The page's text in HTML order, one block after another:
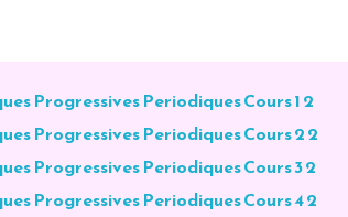
Progressives Periodiques Cours 1 2
Progressives Periodiques Cours 2 2
Progressives Periodiques Cours 3 2
Progressives Periodiques Cours 4 2